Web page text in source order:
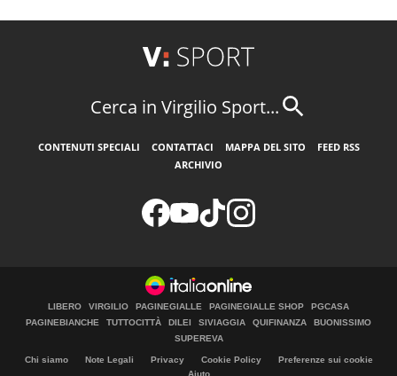
Cerca in Virgilio Sport...
CONTENUTI SPECIALI CONTATTACI MAPPA DEL SITO
FEED RSS
ARCHIVIO
LIBERO VIRGILIO PAGINEGIALLE PAGINEGIALLE SHOP
PGCASA
PAGINEBIANCHE
TUTTOCITTÀ DILEI SIVIAGGIA QUIFINANZA
BUONISSIMO
SUPEREVA
Chi siamo Note Legali Privacy Cookie Policy
Preferenze sui cookie
Aiuto